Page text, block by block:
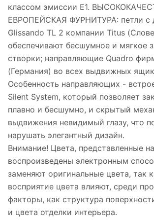
классом эмиссии Е1.
ЕВРОПЕЙСКАЯ ФУРНИТУРА: петли с
Glissando TL 2 компании Titus
обеспечивают бесшумное и мягкое
створки; направляющие Quadro
(Германия) во всех выдвижных
Особенность направляющих -
Silent System, который позволяет
плавно и бесшумно, и скрытый
выдвижения невидимый глазу, что
нарушать элегантный дизайн.
Внимание! Цвета, представленные
воспроизведены электронным
заменяют оригинальные цвета, так
восприятие цвета влияют, среди
факторы, как структура
и цвета отделки интерьера.